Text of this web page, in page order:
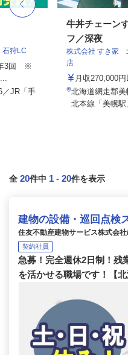
狩LC
年3回 ※
／JR「手
牛丼チェーン
フ／深夜
株式会社 すき家
店
月収270,000円
北海道網走郡
北本線「美幌駅
全 20件中 1 - 20件を表示
建物の設備・巡回点検
住友不動産建物サービス株式会
契約社員
急募！完全週休2日制！残
を活かせる職場です！【北